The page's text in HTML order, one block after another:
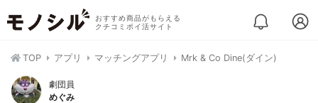
おすすめ商品がもらえる
クチコミポイ活サイト
TOP アプリ マッチングアプリ Mrk & Co Dine(ダイン)
劇団員
めぐみ